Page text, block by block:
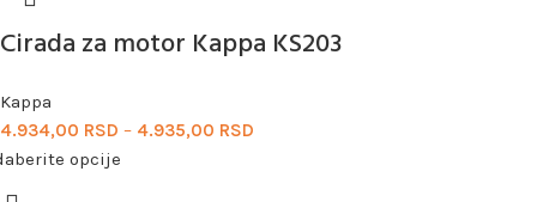
Cirada za motor Kappa KS203
Kappa
4.934,00 RSD – 4.935,00 RSD
opcije